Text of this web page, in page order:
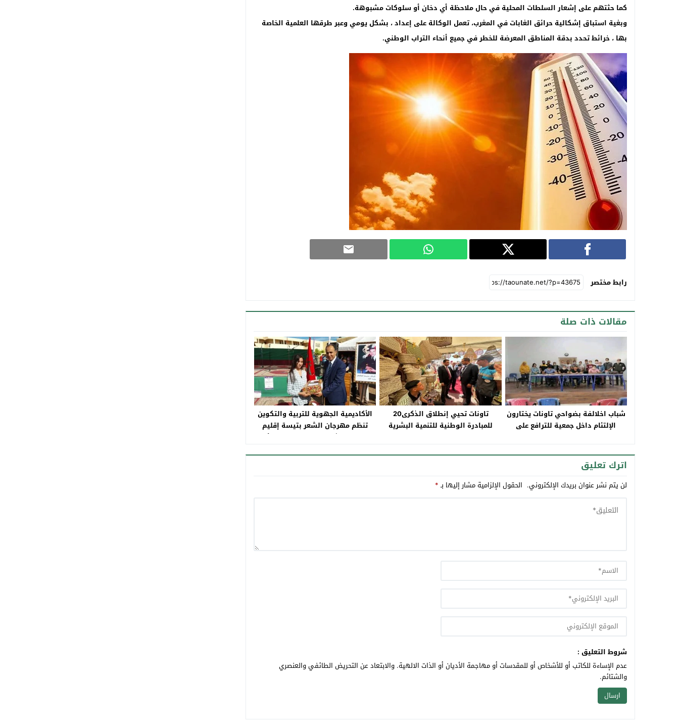
كما حثتهم على إشعار السلطات المحلية في حال ملاحظة أي دخان أو سلوكات مشبوهة.
وبغية استباق إشكالية حرائق الغابات في المغرب، تعمل الوكالة على إعداد ، بشكل يومي وعبر طرقها العلمية الخاصة
بها ، خرائط تحدد بدقة المناطق المعرضة للخطر في جميع أنحاء التراب الوطني.
رابط مختصر
مقالات ذات صلة
شباب اخلالفة بضواحي تاونات يختارون
الإلتئام داخل جمعية للترافع على
تاونات تحيي إنطلاق الذكرى20
للمبادرة الوطنية للتنمية البشرية
الأكاديمية الجهوية للتربية والتكوين
تنظم مهرجان الشعر بتيسة إقليم
تاونات تحت شعار”التفتح الفني والأدبي
اترك تعليق
لن يتم نشر عنوان بريدك الإلكتروني. الحقول الإلزامية مشار إليها بـ*
شروط التعليق :
عدم الإساءة للكاتب أو للأشخاص أو للمقدسات أو مهاجمة الأديان أو الذات الالهية. والابتعاد عن التحريض الطائفي والعنصري
والشتائم.